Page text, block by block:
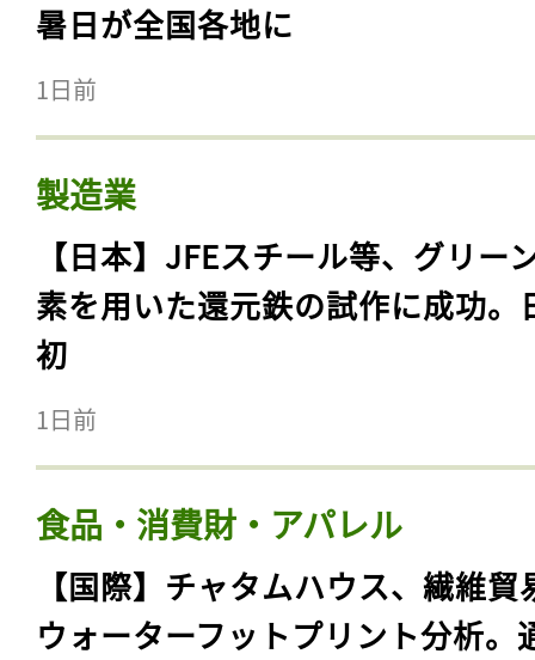
暑日が全国各地に
1日前
製造業
【日本】JFEスチール等、グリー
素を用いた還元鉄の試作に成功。
初
1日前
食品・消費財・アパレル
【国際】チャタムハウス、繊維貿
ウォーターフットプリント分析。